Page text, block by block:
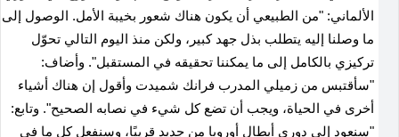
الألماني: "من الطبيعي أن يكون هناك شعور بخيبة الأمل. الوصول إلى
ما وصلنا إليه يتطلب بذل جهد كبير، ولكن منذ اليوم التالي تحوّل
تركيزي بالكامل إلى ما يمكننا تحقيقه في المستقبل". وأضاف:
"سأقتبس من زميلي المدرب فرانك شميدت وأقول إن هناك أشياء
أخرى في الحياة، ويجب أن تضع كل شيء في نصابه الصحيح". وتابع:
"سنعود إلى دوري أبطال أوروبا من جديد قريبًا، وسنفعل كل ما في